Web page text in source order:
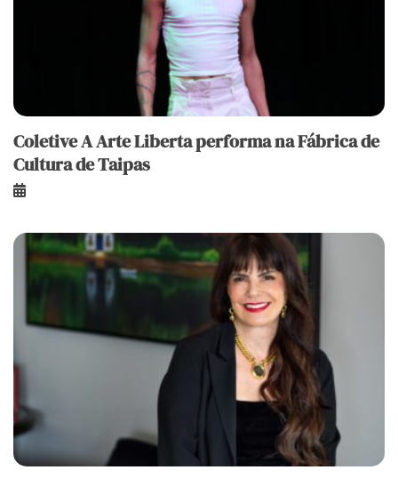
Coletive A Arte Liberta performa na Fábrica de
Cultura de Taipas